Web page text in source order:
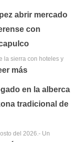
abrir mercado
con
la sierra con hoteles y
más
en la alberca
tradicional de
del 2026.- Un